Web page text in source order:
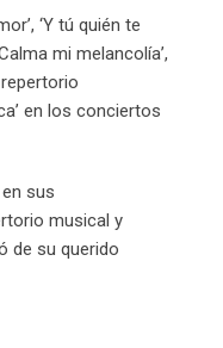
‘Y tú quién te
mi melancolía’,
repertorio
en los conciertos
sus
musical y
de su querido